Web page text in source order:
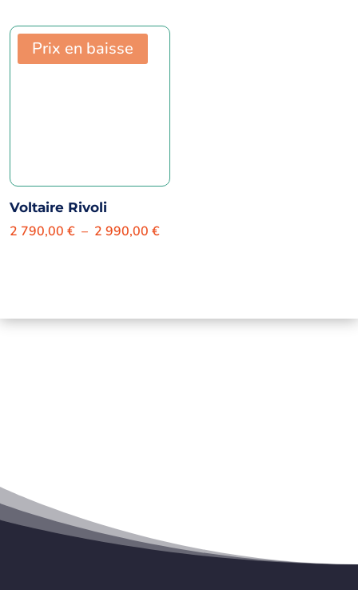
Prix en baisse
Voltaire Rivoli
2 790,00 € – 2 990,00 €Plage